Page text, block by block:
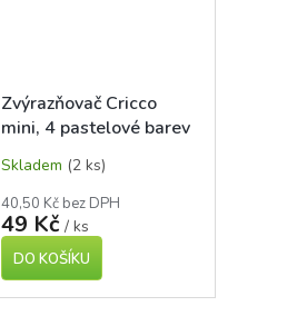
Zvýrazňovač Cricco
mini, 4 pastelové barev
Skladem (2 ks)
40,50 Kč bez DPH
49 Kč / ks
DO KOŠÍKU